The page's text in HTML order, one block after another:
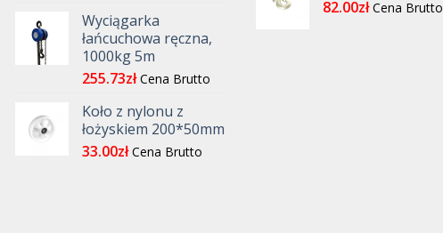
Wyciągarka
łańcuchowa ręczna,
1000kg 5m
255.73zł Cena Brutto
Koło z nylonu z
łożyskiem 200*50mm
33.00zł Cena Brutto
82.00zł Cena Brutto